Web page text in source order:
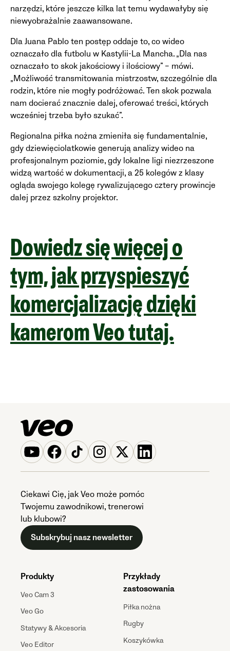
narzędzi, które jeszcze kilka lat temu wydawałyby się
niewyobrażalnie zaawansowane.
Dla Juana Pablo ten postęp oddaje to, co wideo
oznaczało dla futbolu w Kastylii-La Mancha. „Dla nas
oznaczało to skok jakościowy i ilościowy” – mówi.
„Możliwość transmitowania mistrzostw, szczególnie dla
rodzin, które nie mogły podróżować. Ten skok pozwala
nam docierać znacznie dalej, oferować treści, których
wcześniej trzeba było szukać”.
Regionalna piłka nożna zmieniła się fundamentalnie,
gdy dziewięciolatkowie generują analizy wideo na
profesjonalnym poziomie, gdy lokalne ligi niezrzeszone
widzą wartość w dokumentacji, a 25 kolegów z klasy
ogląda swojego kolegę rywalizującego cztery prowincje
dalej przez szkolny projektor.
Dowiedz się więcej o
tym, jak przyspieszyć
komercjalizację dzięki
kamerom Veo tutaj.
Ciekawi Cię, jak Veo może pomóc
Twojemu zawodnikowi, trenerowi
lub klubowi?
Subskrybuj nasz newsletter
Produkty
Veo Cam 3
Veo Go
Statywy & Akcesoria
Veo Editor
Przykłady
zastosowania
Piłka nożna
Rugby
Koszykówka